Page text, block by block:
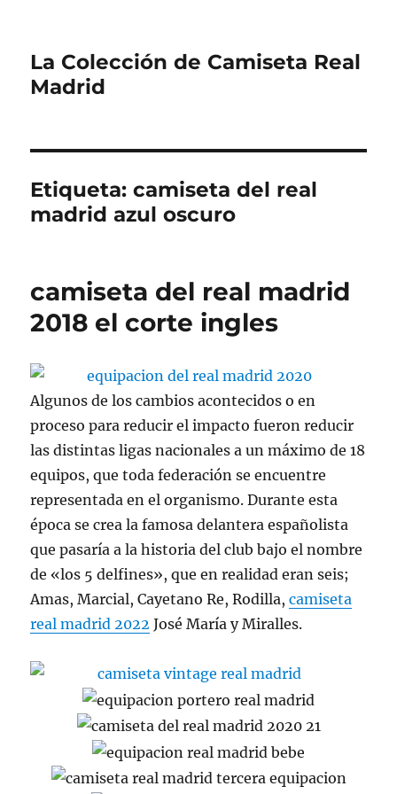
La Colección de Camiseta Real
Madrid
Etiqueta:camiseta del real
madrid azul oscuro
camiseta del real madrid
2018 el corte ingles
Algunos de los cambios acontecidos o en
proceso para reducir el impacto fueron reducir
las distintas ligas nacionales a un máximo de 18
equipos, que toda federación se encuentre
representada en el organismo. Durante esta
época se crea la famosa delantera españolista
que pasaría a la historia del club bajo el nombre
de «los 5 delfines», que en realidad eran seis;
Amas, Marcial, Cayetano Re, Rodilla,camiseta
real madrid 2022 José María y Miralles.